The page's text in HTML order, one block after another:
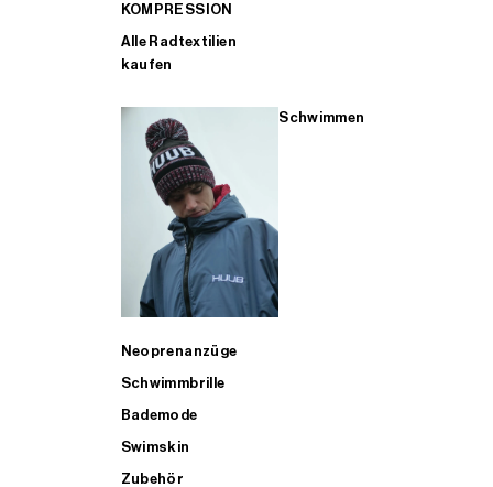
KOMPRESSION
Alle Radtextilien
kaufen
Schwimmen
Neoprenanzüge
Schwimmbrille
Bademode
Swimskin
Zubehör